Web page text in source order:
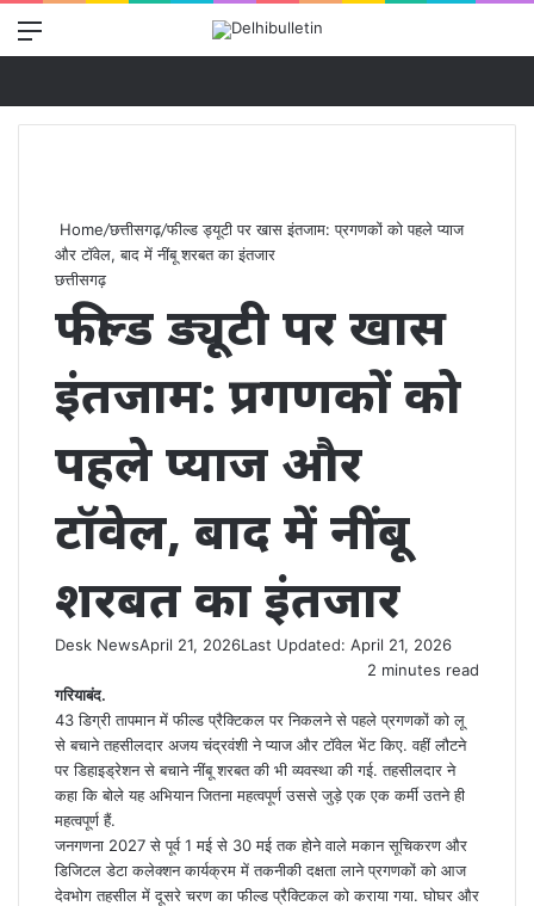
Menu
Home/छत्तीसगढ़/फील्ड ड्यूटी पर खास इंतजाम: प्रगणकों को पहले प्याज
और टॉवेल, बाद में नींबू शरबत का इंतजार
छत्तीसगढ़
फील्ड ड्यूटी पर खास
इंतजाम: प्रगणकों को
पहले प्याज और
टॉवेल, बाद में नींबू
शरबत का इंतजार
Desk NewsApril 21, 2026Last Updated: April 21, 2026
2 minutes read
गरियाबंद.
43 डिग्री तापमान में फील्ड प्रैक्टिकल पर निकलने से पहले प्रगणकों को लू
से बचाने तहसीलदार अजय चंद्रवंशी ने प्याज और टॉवेल भेंट किए. वहीं लौटने
पर डिहाइड्रेशन से बचाने नींबू शरबत की भी व्यवस्था की गई. तहसीलदार ने
कहा कि बोले यह अभियान जितना महत्वपूर्ण उससे जुड़े एक एक कर्मी उतने ही
महत्वपूर्ण हैं.
जनगणना 2027 से पूर्व 1 मई से 30 मई तक होने वाले मकान सूचिकरण और
डिजिटल डेटा कलेक्शन कार्यक्रम में तकनीकी दक्षता लाने प्रगणकों को आज
देवभोग तहसील में दूसरे चरण का फील्ड प्रैक्टिकल को कराया गया. घोघर और